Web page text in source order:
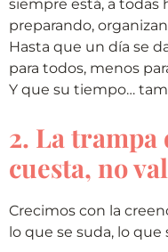
siempre está, a todas
preparando,
Hasta que un día se
para todos, menos
Y que su tiempo…
2. La trampa
cuesta, no
Crecimos con la
lo que se suda, lo